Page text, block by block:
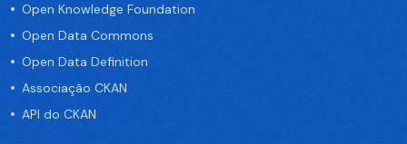
Open Knowledge Foundation
Open Data Commons
Open Data Definition
Associação CKAN
API do CKAN